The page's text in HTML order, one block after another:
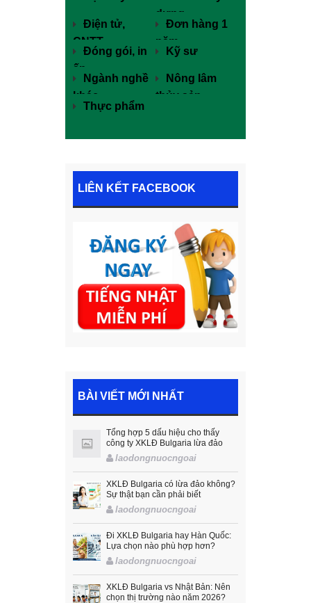
dựng
Điện tử,
CNTT
Đơn hàng 1
năm
Đóng gói, in
ấn
Kỹ sư
Ngành nghề
khác
Nông lâm
thủy sản
Thực phẩm
LIÊN KẾT FACEBOOK
BÀI VIẾT MỚI NHẤT
Tổng hợp 5 dấu hiệu cho thấy
công ty XKLĐ Bulgaria lừa đảo
laodongnuocngoai
XKLĐ Bulgaria có lừa đảo không?
Sự thật bạn cần phải biết
laodongnuocngoai
Đi XKLĐ Bulgaria hay Hàn Quốc:
Lựa chọn nào phù hợp hơn?
laodongnuocngoai
XKLĐ Bulgaria vs Nhật Bản: Nên
chọn thị trường nào năm 2026?